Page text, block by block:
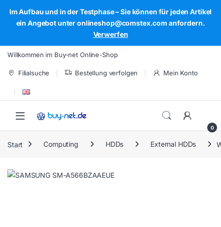
Im Aufbau und in der Testphase – Sie können für jeden Artikel
ein Angebot unter onlineshop@comstex.com anfordern.
Verwerfen
Skip to navigation
Skip to content
Willkommen im Buy-net Online-Shop
Filialsuche Bestellung verfolgen Mein Konto
Open
0
Start Computing HDDs External HDDs